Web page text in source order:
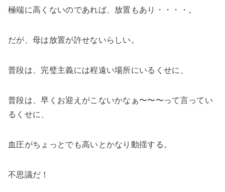
極端に高くないのであれば、放置もあり・・・・。
だが、母は放置が許せないらしい。
普段は、完璧主義には程遠い場所にいるくせに、
普段は、早くお迎えがこないかなぁ〜〜〜って言ってい
るくせに、
血圧がちょっとでも高いとかなり動揺する。
不思議だ！